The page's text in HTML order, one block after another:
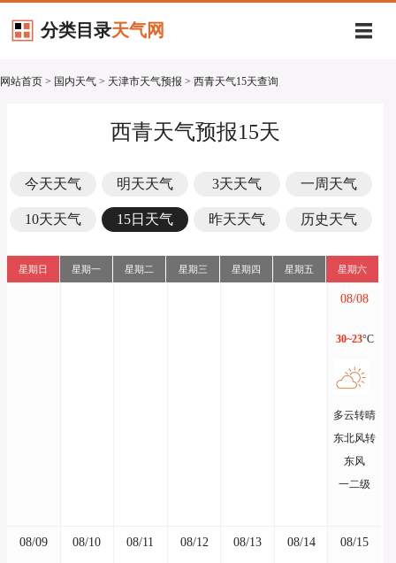
分类目录天气网
网站首页 > 国内天气 > 天津市天气预报 > 西青天气15天查询
西青天气预报15天
今天天气 明天天气 3天天气 一周天气
10天天气 15日天气 昨天天气 历史天气
星期日 星期一 星期二 星期三 星期四 星期五 星期六
08/08
30~23°C
多云转晴
东北风转
东风
一二级
08/09 08/10 08/11 08/12 08/13 08/14 08/15